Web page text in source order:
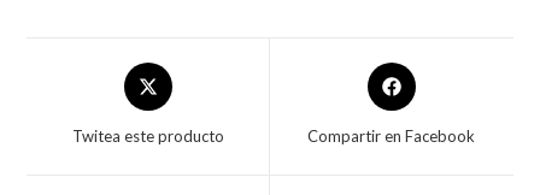
Twitea este producto Compartir en Facebook